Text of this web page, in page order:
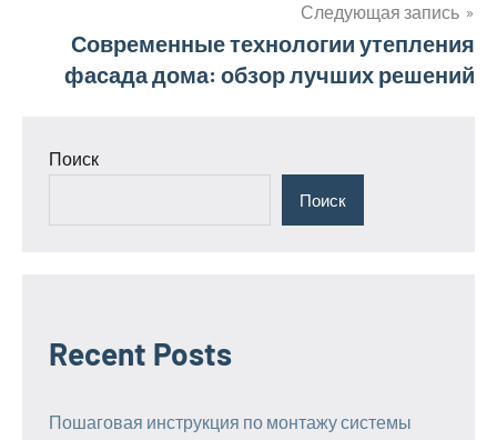
Следующая запись
Современные технологии утепления
фасада дома: обзор лучших решений
Поиск
Поиск
Recent Posts
Пошаговая инструкция по монтажу системы